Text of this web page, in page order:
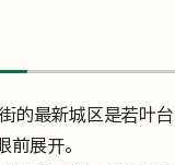
最新城区是若叶台
前展开。